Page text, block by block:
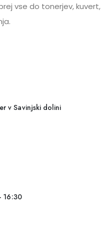
vse do tonerjev, kuvert,
v Savinjski dolini
16:30